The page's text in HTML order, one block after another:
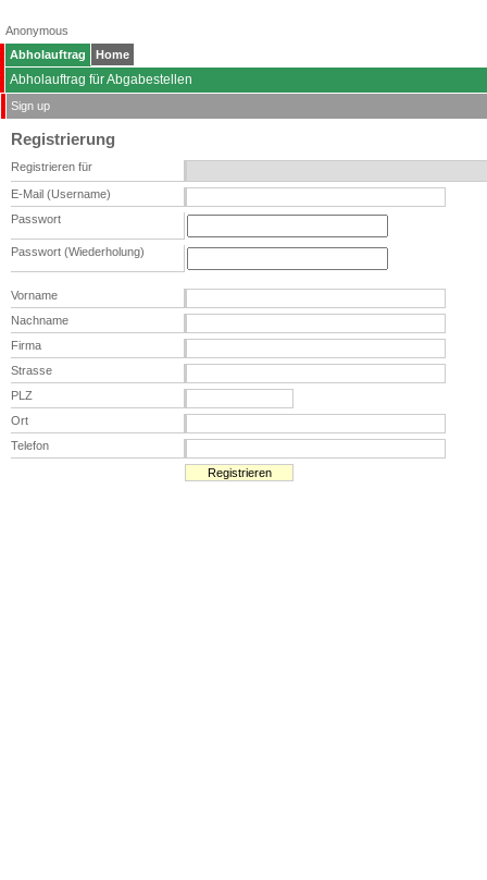
Anonymous
Abholauftrag
Home
Abholauftrag für Abgabestellen
Sign up
Registrierung
Registrieren für
E-Mail (Username)
Passwort
Passwort (Wiederholung)
Vorname
Nachname
Firma
Strasse
PLZ
Ort
Telefon